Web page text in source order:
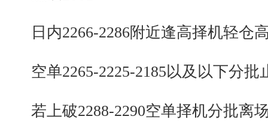
日内2266-2286附近逢高择机轻仓
空单2265-2225-2185以及以下分批
若上破2288-2290空单择机分批离